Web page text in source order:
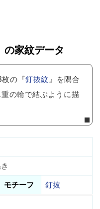
の家紋データ
の『釘抜紋』を隅合
の輪で結ぶように描
モチーフ
釘抜